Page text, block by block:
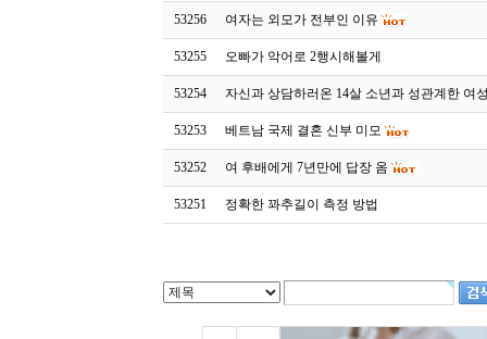
53256 여자는 외모가 전부인 이유
53255 오빠가 악어로 2행시해볼게
53254 자신과 상담하러온 14살 소년과 성관계한 여
53253 베트남 국제 결혼 신부 미모
53252 여 후배에게 7년만에 답장 옴
53251 정확한 꽈추길이 측정 방법